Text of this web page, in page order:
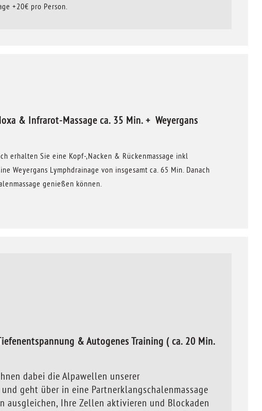
+20€ pro Person.
& Infrarot-Massage ca. 35 Min. + Weyergans
erhalten Sie eine Kopf-,Nacken & Rückenmassage inkl
Lymphdrainage von insgesamt ca. 65 Min. Danach
genießen können.
& Autogenes Training ( ca. 20 Min.
dabei die Alpawellen unserer
geht über in eine Partnerklangschalenmassage
ausgleichen, Ihre Zellen aktivieren und Blockaden